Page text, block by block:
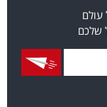
עולם
שלכם